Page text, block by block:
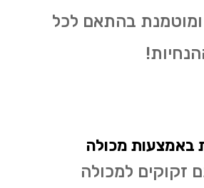
בהתאם לכל
באמצעות מכולה
זקוקים למכולה